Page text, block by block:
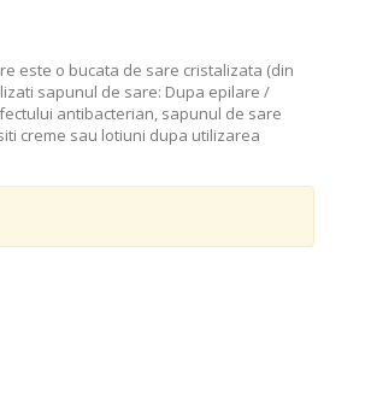
este o bucata de sare cristalizata (din
sapunul de sare: Dupa epilare /
antibacterian, sapunul de sare
creme sau lotiuni dupa utilizarea